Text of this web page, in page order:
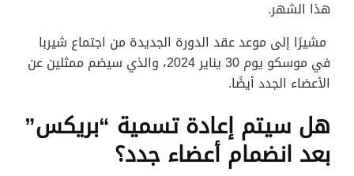
هذا الشهر.
مشيرًا إلى موعد عقد الدورة الجديدة من اجتماع شيربا
في موسكو يوم 30 يناير 2024، والذي سيضم ممثلين عن
الأعضاء الجدد أيضًا.
هل سيتم إعادة تسمية “بريكس”
بعد انضمام أعضاء جدد؟